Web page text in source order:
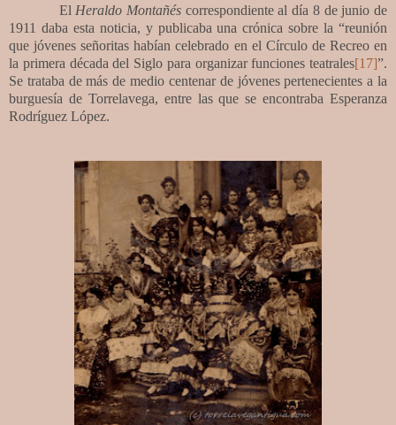
El Heraldo Montañés correspondiente al día 8 de junio de
1911 daba esta noticia, y publicaba una crónica sobre la “reunión
que jóvenes señoritas habían celebrado en el Círculo de Recreo en
la primera década del Siglo para organizar funciones teatrales[17]”.
Se trataba de más de medio centenar de jóvenes pertenecientes a la
burguesía de Torrelavega, entre las que se encontraba Esperanza
Rodríguez López.